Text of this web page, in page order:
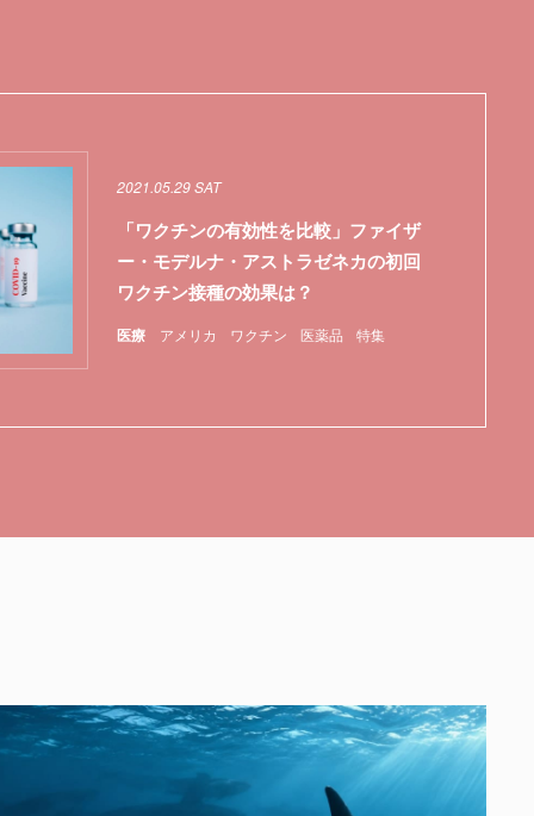
医療 アメリカ ワクチン 医薬品 特集
2021.05.29 SAT
「ワクチンの有効性を比較」ファイザ
ー・モデルナ・アストラゼネカの初回
ワクチン接種の効果は？